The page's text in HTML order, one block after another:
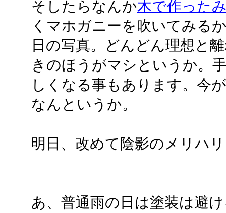
そしたらなんか木で作った
くマホガニーを吹いてみる
日の写真。どんどん理想と
きのほうがマシというか。
しくなる事もあります。今
なんというか。
明日、改めて陰影のメリハ
あ、普通雨の日は塗装は避